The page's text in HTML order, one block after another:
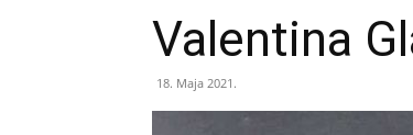
Valentina
18. Maja 2021.